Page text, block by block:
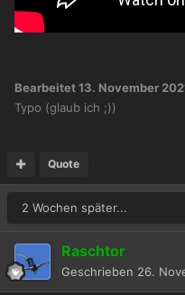
Bearbeitet13. November
Typo (glaub ich ;))
Quote
2 Wochen später...
Raschtor
Geschrieben 26.